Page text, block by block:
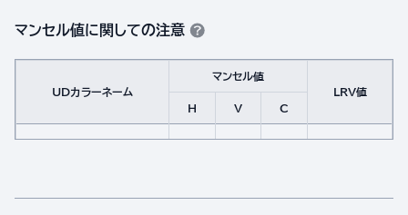
マンセル値に関しての注意
UDカラーネーム
マンセル値
LRV値
H
V C